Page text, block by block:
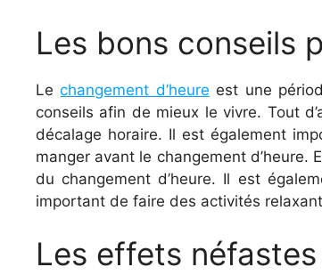
Les bons conseils
Lechangement d’heure est une
conseils afin de mieux le vivre. Tout
décalage horaire. Il est également
manger avant le changement
du changement d’heure. Il est
important de faire des activités
Les effets